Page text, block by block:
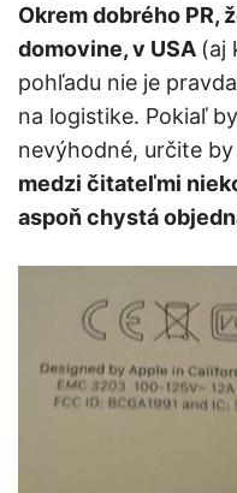
Okrem dobrého PR,
domovine, v USA (aj
pohľadu nie je
na logistike. Pokiaľ
nevýhodné, určite
medzi čitateľmi
aspoň chystá